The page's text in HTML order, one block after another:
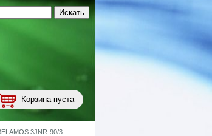
Корзина пуста
3JNR-90/3